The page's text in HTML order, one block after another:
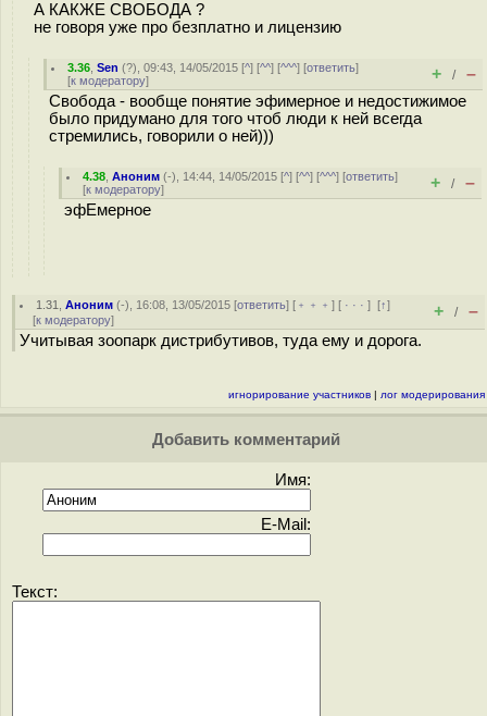
А КАКЖЕ СВОБОДА ?
не говоря уже про безплатно и лицензию
3.36 ,Sen (?), 09:43, 14/05/2015 [^] [^^] [^^^] [ответить]
[к модератору] + / –
Свобода - вообще понятие эфимерное и недостижимое
было придумано для того чтоб люди к ней всегда
стремились, говорили о ней)))
4.38 ,Аноним (-), 14:44, 14/05/2015 [^] [^^] [^^^] [ответить]
[к модератору] + / –
эфЕмерное
1.31 ,Аноним (-), 16:08, 13/05/2015 [ответить] [ ﹢﹢﹢] [ · · ·][↑]
[к модератору] + / –
Учитывая зоопарк дистрибутивов, туда ему и дорога.
игнорирование участников | лог модерирования
Добавить комментарий
Имя:
E-Mail:
Текст: